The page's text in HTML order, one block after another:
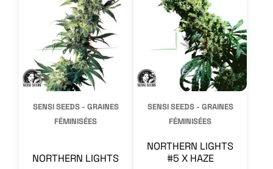
SENSI SEEDS - GRAINES
FÉMINISÉES
NORTHERN LIGHTS
plusieurs
variations.
Les
options
SENSI SEEDS - GRAINES
FÉMINISÉES
NORTHERN LIGHTS
#5 X HAZE
plusieurs
variations.
options
sur